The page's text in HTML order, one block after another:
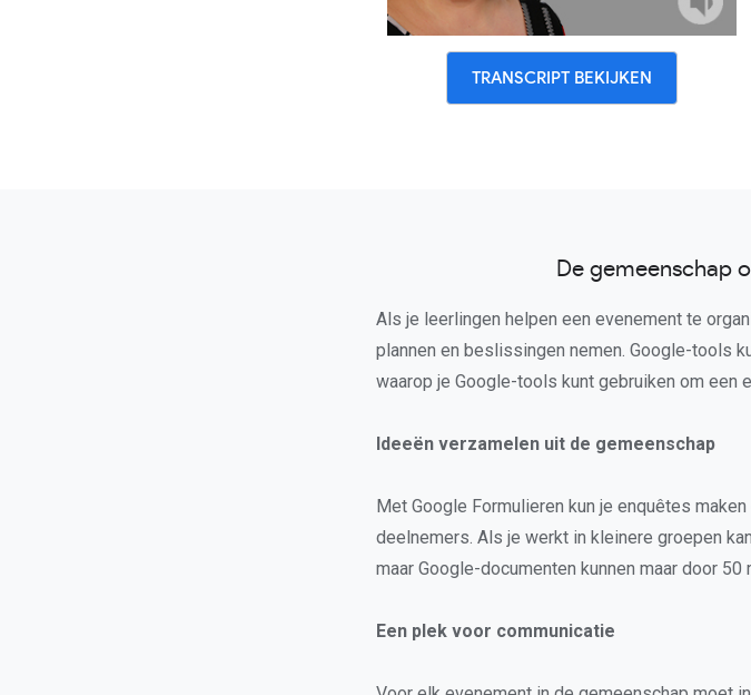
TRANSCRIPT BEKIJKEN
De gemeenschap
Als je leerlingen helpen een evenement te
plannen en beslissingen nemen. Google-tools
waarop je Google-tools kunt gebruiken om een
Ideeën verzamelen uit de gemeenschap
Met Google Formulieren kun je enquêtes
deelnemers. Als je werkt in kleinere groepen
maar Google-documenten kunnen maar door
Een plek voor communicatie